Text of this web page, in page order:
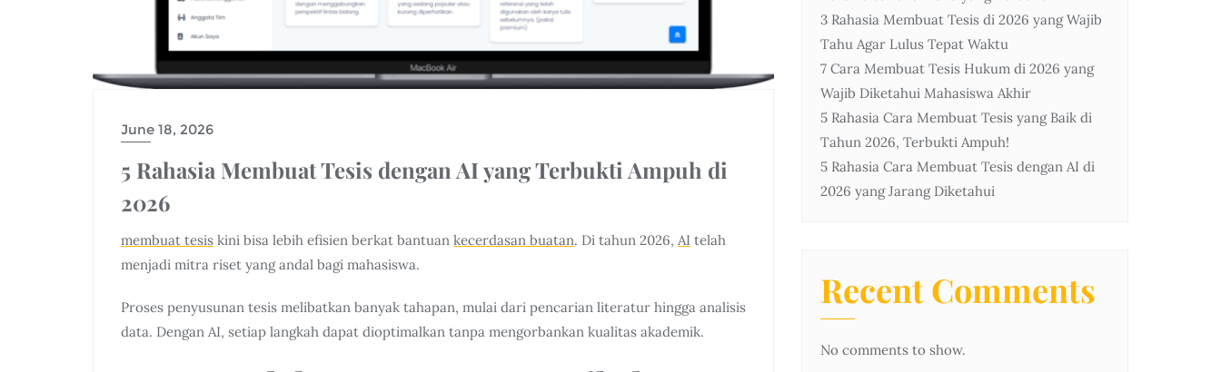
June 18, 2026
5 Rahasia Membuat Tesis dengan AI yang Terbukti Ampuh di
2026
membuat tesis kini bisa lebih efisien berkat bantuan kecerdasan buatan. Di tahun 2026, AI telah
menjadi mitra riset yang andal bagi mahasiswa.
Proses penyusunan tesis melibatkan banyak tahapan, mulai dari pencarian literatur hingga analisis
data. Dengan AI, setiap langkah dapat dioptimalkan tanpa mengorbankan kualitas akademik.
3 Rahasia Membuat Tesis di 2026 yang Wajib
Tahu Agar Lulus Tepat Waktu
7 Cara Membuat Tesis Hukum di 2026 yang
Wajib Diketahui Mahasiswa Akhir
5 Rahasia Cara Membuat Tesis yang Baik di
Tahun 2026, Terbukti Ampuh!
5 Rahasia Cara Membuat Tesis dengan AI di
2026 yang Jarang Diketahui
Recent Comments
No comments to show.